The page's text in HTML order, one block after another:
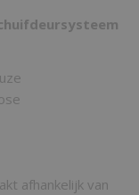
afhankelijk van